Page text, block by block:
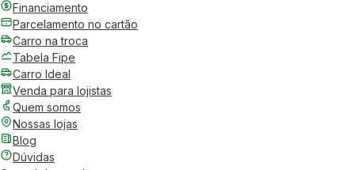
Financiamento
Parcelamento no cartão
Carro na troca
Tabela Fipe
Carro Ideal
Venda para lojistas
Quem somos
Nossas lojas
Blog
Dúvidas